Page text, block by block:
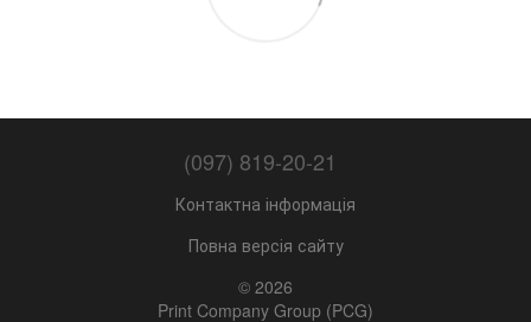
(097) 819-20-21
Контактна інформація
Повна версія сайту
© 2026
Print Company Group (PCG)